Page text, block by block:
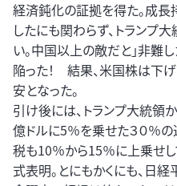
経済鈍化の証拠を得た。成長
したにも関わらず、トランプ
い。中国以上の敵だと」非難
陥った！ 結果、米国株は下げ
安となった。
引け後には、トランプ大統領
億ドルに5％を乗せた３０％
税も10％から15％に上乗せ
式表明。とにもかくにも、日